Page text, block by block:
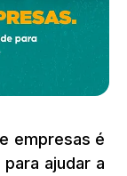
empresas é
ajudar a